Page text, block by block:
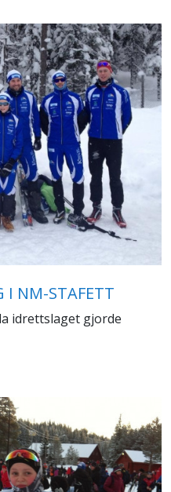
I NM-STAFETT
idrettslaget gjorde